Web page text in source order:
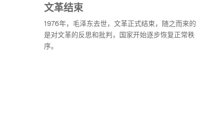
文革结束
1976年，毛泽东去世，文革正式结束，随之而来的
是对文革的反思和批判，国家开始逐步恢复正常秩
序。